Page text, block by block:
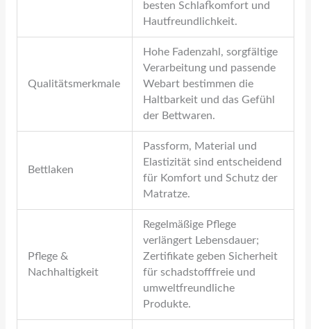
besten Schlafkomfort und
Hautfreundlichkeit.
Qualitätsmerkmale
Hohe Fadenzahl, sorgfältige
Verarbeitung und passende
Webart bestimmen die
Haltbarkeit und das Gefühl
der Bettwaren.
Bettlaken
Passform, Material und
Elastizität sind entscheidend
für Komfort und Schutz der
Matratze.
Pflege &
Nachhaltigkeit
Regelmäßige Pflege
verlängert Lebensdauer;
Zertifikate geben Sicherheit
für schadstofffreie und
umweltfreundliche
Produkte.